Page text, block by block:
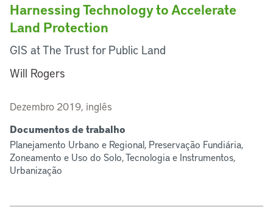
Harnessing Technology to Accelerate
Land Protection
GIS at The Trust for Public Land
Will Rogers
Dezembro 2019, inglês
Documentos de trabalho
Planejamento Urbano e Regional, Preservação Fundiária,
Zoneamento e Uso do Solo, Tecnologia e Instrumentos,
Urbanização